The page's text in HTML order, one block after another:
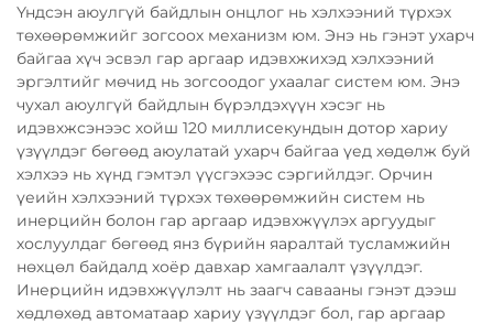
Үндсэн аюулгүй байдлын онцлог нь хэлхээний түрхэх
төхөөрөмжийг зогсоох механизм юм. Энэ нь гэнэт ухарч
байгаа хүч эсвэл гар аргаар идэвхжихэд хэлхээний
эргэлтийг мөчид нь зогсоодог ухаалаг систем юм. Энэ
чухал аюулгүй байдлын бүрэлдэхүүн хэсэг нь
идэвхжсэнээс хойш 120 миллисекундын дотор хариу
үзүүлдэг бөгөөд аюулатай ухарч байгаа үед хөдөлж буй
хэлхээ нь хүнд гэмтэл үүсгэхээс сэргийлдэг. Орчин
үеийн хэлхээний түрхэх төхөөрөмжийн систем нь
инерцийн болон гар аргаар идэвхжүүлэх аргуудыг
хослуулдаг бөгөөд янз бүрийн яаралтай тусламжийн
нөхцөл байдалд хоёр давхар хамгаалалт үзүүлдэг.
Инерцийн идэвхжүүлэлт нь заагч савааны гэнэт дээш
хөдлөхөд автоматаар хариу үзүүлдэг бол, гар аргаар